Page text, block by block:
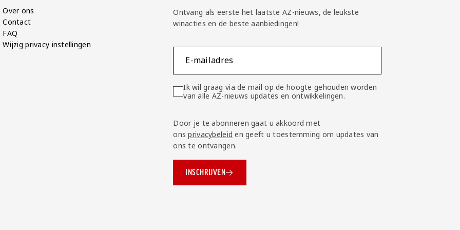
Over ons
Contact
FAQ
Wijzig privacy instellingen
AZAlkmaar
Ontvang als eerste het laatste AZ-nieuws, de leukste
winacties en de beste aanbiedingen!
E-mailadres
Ik wil graag via de mail op de hoogte gehouden worden
van alle AZ-nieuws updates en ontwikkelingen.
Door je te abonneren gaat u akkoord met
onsprivacybeleid en geeft u toestemming om updates van
ons te ontvangen.
INSCHRIJVEN